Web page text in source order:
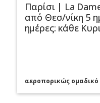
Παρίσι | La
από Θεσ/νίκη 5
ημέρες: κάθε
αεροπορικώς ομαδικό